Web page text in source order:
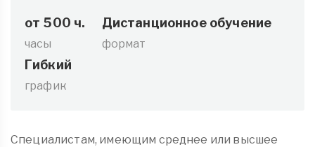
от 500 ч.
часы
Дистанционное обучение
формат
Гибкий
график
Специалистам, имеющим среднее или высшее